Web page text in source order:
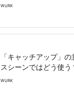
WURK
「キャッチアップ」
スシーンではどう使う
WURK